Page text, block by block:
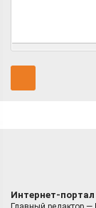
Интернет-